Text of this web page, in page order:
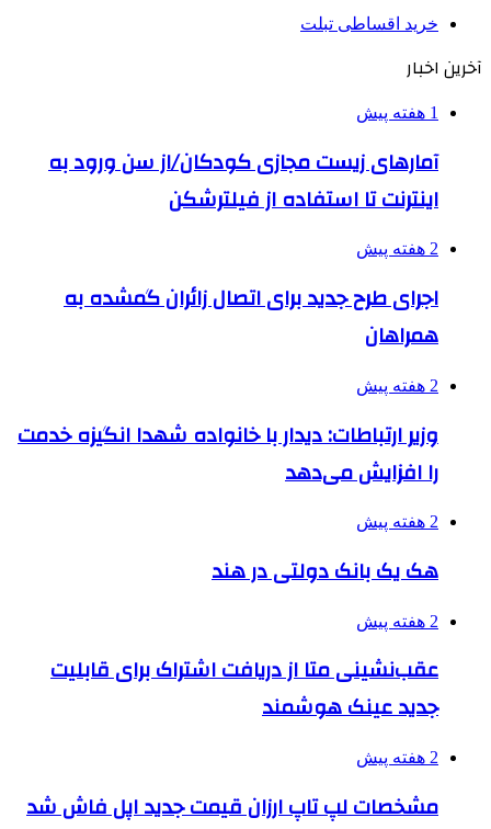
خرید اقساطی تبلت
آخرین اخبار
1 هفته پیش
آمارهای زیست مجازی کودکان/از سن ورود به
اینترنت تا استفاده از فیلترشکن
2 هفته پیش
اجرای طرح جدید برای اتصال زائران گمشده به
همراهان
2 هفته پیش
وزیر ارتباطات: دیدار با خانواده شهدا انگیزه خدمت
را افزایش می‌دهد
2 هفته پیش
هک یک بانک دولتی در هند
2 هفته پیش
عقب‌نشینی متا از دریافت اشتراک برای قابلیت
جدید عینک هوشمند
2 هفته پیش
مشخصات لپ تاپ ارزان قیمت جدید اپل فاش شد